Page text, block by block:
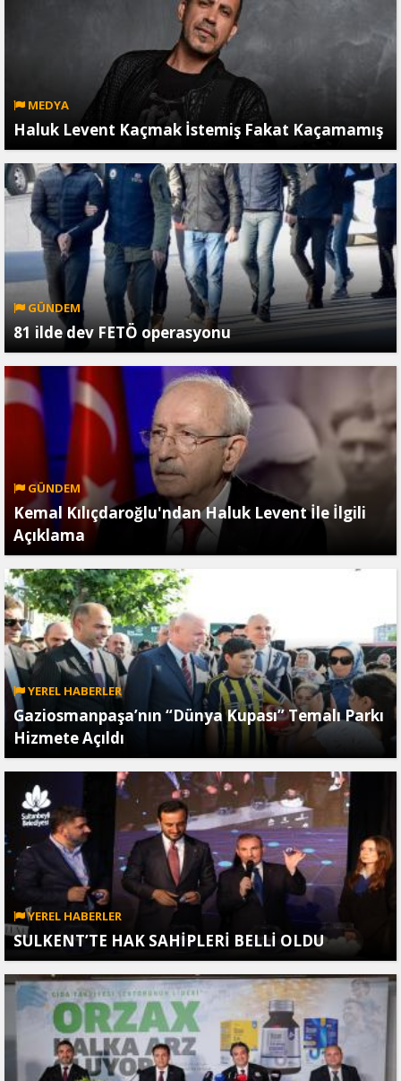
MEDYA
Haluk Levent Kaçmak İstemiş Fakat Kaçamamış
GÜNDEM
81 ilde dev FETÖ operasyonu
GÜNDEM
Kemal Kılıçdaroğlu'ndan Haluk Levent İle İlgili
Açıklama
YEREL HABERLER
Gaziosmanpaşa’nın “Dünya Kupası” Temalı Parkı
Hizmete Açıldı
YEREL HABERLER
SULKENT’TE HAK SAHİPLERİ BELLİ OLDU